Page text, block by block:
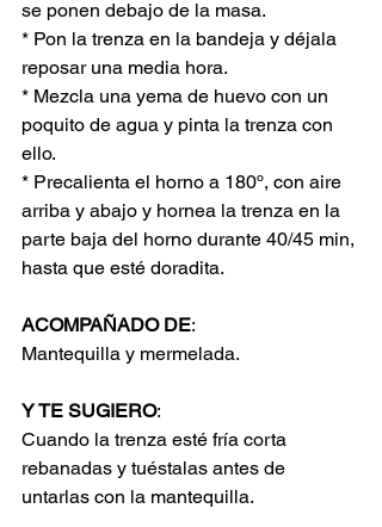
se ponen debajo de la masa.
* Pon la trenza en la bandeja y déjala
reposar una media hora.
* Mezcla una yema de huevo con un
poquito de agua y pinta la trenza con
ello.
* Precalienta el horno a 180º, con aire
arriba y abajo y hornea la trenza en la
parte baja del horno durante 40/45 min,
hasta que esté doradita.
ACOMPAÑADO DE:
Mantequilla y mermelada.
Y TE SUGIERO:
Cuando la trenza esté fría corta
rebanadas y tuéstalas antes de
untarlas con la mantequilla.